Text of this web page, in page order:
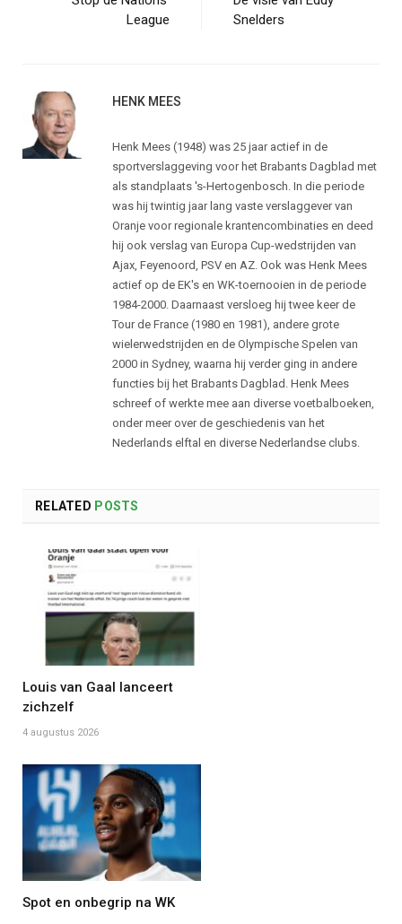
League
Snelders
HENK MEES
Henk Mees (1948) was 25 jaar actief in de
sportverslaggeving voor het Brabants Dagblad met
als standplaats 's-Hertogenbosch. In die periode
was hij twintig jaar lang vaste verslaggever van
Oranje voor regionale krantencombinaties en deed
hij ook verslag van Europa Cup-wedstrijden van
Ajax, Feyenoord, PSV en AZ. Ook was Henk Mees
actief op de EK's en WK-toernooien in de periode
1984-2000. Daarnaast versloeg hij twee keer de
Tour de France (1980 en 1981), andere grote
wielerwedstrijden en de Olympische Spelen van
2000 in Sydney, waarna hij verder ging in andere
functies bij het Brabants Dagblad. Henk Mees
schreef of werkte mee aan diverse voetbalboeken,
onder meer over de geschiedenis van het
Nederlands elftal en diverse Nederlandse clubs.
RELATED POSTS
Louis van Gaal lanceert
zichzelf
4 augustus 2026
Spot en onbegrip na WK